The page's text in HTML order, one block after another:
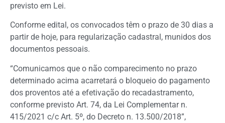
previsto em Lei.
Conforme edital, os convocados têm o prazo de 30 dias a
partir de hoje, para regularização cadastral, munidos dos
documentos pessoais.
“Comunicamos que o não comparecimento no prazo
determinado acima acarretará o bloqueio do pagamento
dos proventos até a efetivação do recadastramento,
conforme previsto Art. 74, da Lei Complementar n.
415/2021 c/c Art. 5º, do Decreto n. 13.500/2018”,